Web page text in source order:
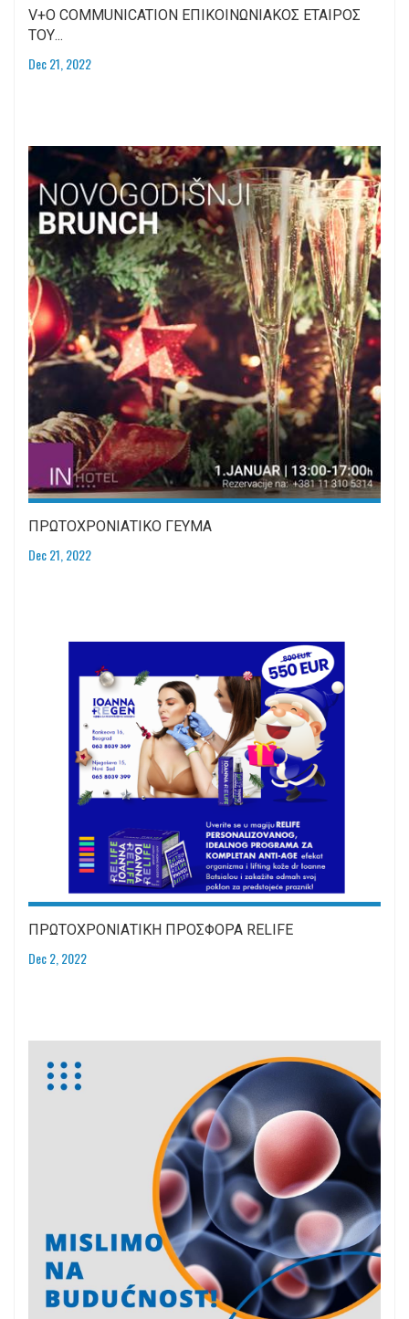
V+O COMMUNICATION ΕΠΙΚΟΙΝΩΝΙΑΚΟΣ ΕΤΑΙΡΟΣ
ΤΟΥ...
Dec 21, 2022
ΠΡΩΤΟΧΡΟΝΙΑΤΙΚΟ ΓΕΥΜΑ
Dec 21, 2022
ΠΡΩΤΟΧΡΟΝΙΑΤΙΚΗ ΠΡΟΣΦΟΡΑ RELIFE
Dec 2, 2022